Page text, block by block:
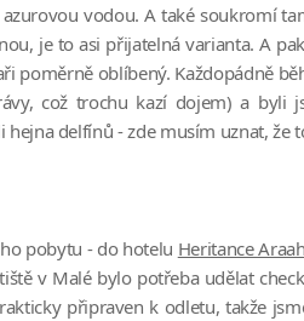
vodou. A také soukromí
je to asi přijatelná varianta. A
poměrně oblíbený. Každopádně
což trochu kazí dojem) a byli
hejna delfínů - zde musím uznat, že
pobytu - do hotelu Heritance Araah
v Malé bylo potřeba udělat
připraven k odletu, takže